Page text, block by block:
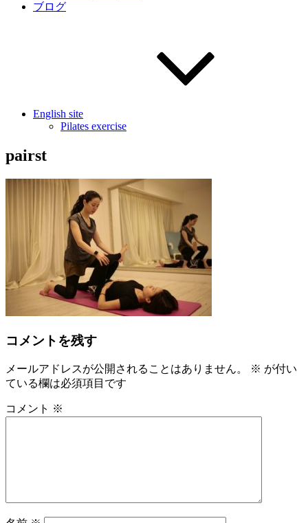
ブログ
English site
Pilates exercise
pairst
コメントを残す
メールアドレスが公開されることはありません。 ※ が付い
ている欄は必須項目です
コメント ※